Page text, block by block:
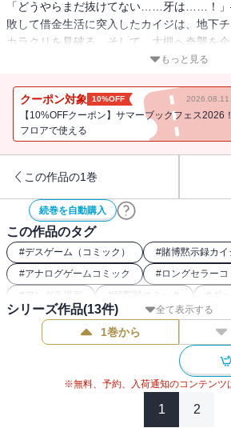
「どうやらまだ抜けてない……牙は……！
敗して借金生活に突入したカイジは、地下
カラクリを見破る。そして、大槻へ奇襲を
束させて貧窮に耐え続けていく。しかし、
もっと見る
クーポン対象 10%OFF 2026.08.11
【10%OFFクーポン】サマーブックフェス2026
フロアで使える
この作品の1巻
続巻を自動購入
この作品のタグ
#デスゲーム（コミック） #賭博黙示録カイ
#アナログゲームコミック #ロングセラーコ
# アングラ漫画 # 頭脳戦コミック # ギ
全て表示する
シリーズ作品(13件)
1巻から
※無料、予約、入荷通知のコンテンツ
1 2